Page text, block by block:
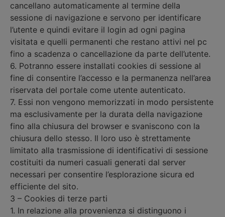
cancellano automaticamente al termine della
sessione di navigazione e servono per identificare
l’utente e quindi evitare il login ad ogni pagina
visitata e quelli permanenti che restano attivi nel pc
fino a scadenza o cancellazione da parte dell’utente.
6. Potranno essere installati cookies di sessione al
fine di consentire l’accesso e la permanenza nell’area
riservata del portale come utente autenticato.
7. Essi non vengono memorizzati in modo persistente
ma esclusivamente per la durata della navigazione
fino alla chiusura del browser e svaniscono con la
chiusura dello stesso. Il loro uso è strettamente
limitato alla trasmissione di identificativi di sessione
costituiti da numeri casuali generati dal server
necessari per consentire l’esplorazione sicura ed
efficiente del sito.
3 – Cookies di terze parti
1. In relazione alla provenienza si distinguono i